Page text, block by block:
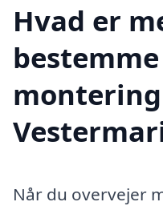
Hvad er
Når du overvejer